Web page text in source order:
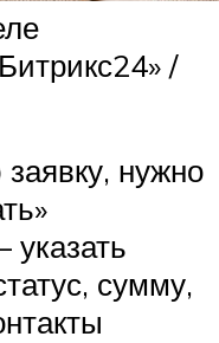
/
нужно
сумму,